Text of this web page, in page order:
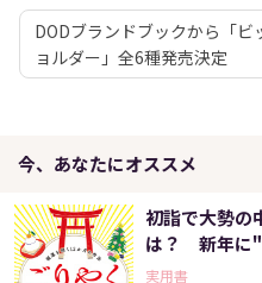
DODブランドブックから「
ョルダー」全6種発売決定
今、あなたにオススメ
初詣で大勢の
は？ 新年に"
実用書